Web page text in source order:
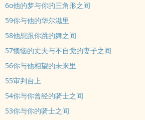
6o他的梦与你的三角形之间
59你与他的华尔滋里
58他想跟你跳的舞之间
57懊恼的丈夫与不自觉的妻子之间
56你与他相望的未来里
55审判台上
54你与你曾经的骑士之间
53你与你的骑士之间